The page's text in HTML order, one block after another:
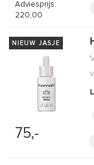
Adviesprijs:
220,00
NIEUW JASJE
75,-